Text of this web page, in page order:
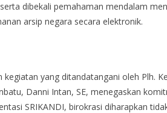
dibekali pemahaman mendalam
arsip negara secara elektronik.
kegiatan yang ditandatangani oleh Plh.
Danni Intan, SE, menegaskan
SRIKANDI, birokrasi diharapkan